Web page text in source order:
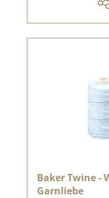
Baker Twine - Weiß & Baby-Blau -
Garnliebe